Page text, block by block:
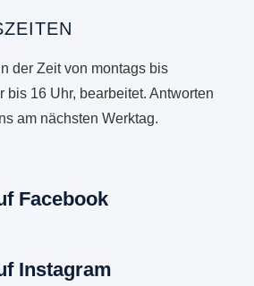
der Zeit von montags bis
bis 16 Uhr, bearbeitet. Antworten
am nächsten Werktag.
Facebook
Instagram